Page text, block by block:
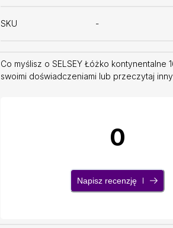
SKU -
Co myślisz o SELSEY Łóżko
swoimi doświadczeniami lub przeczytaj
0
Napisz recenzję